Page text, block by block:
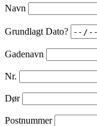
Navn
Grundlagt Dato?
Gadenavn
Nr.
Dør
Postnummer